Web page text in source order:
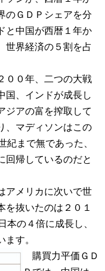
のＧＤＰシェアを分
と中国が西暦１年か
世界経済の５割を占
００年、二つの大戦
国、インドが成長し
ジアの富を搾取して
、マディソンはこの
紀まで無であった、
回帰しているのだと
アメリカに次いで世
抜いたのは２０１
本の４倍に成長し、
す。
購買力平価ＧＤ